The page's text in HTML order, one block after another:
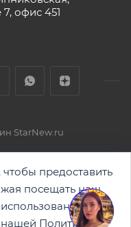
7, офис 451
StarNew.ru
предоставить
посещать наш
нашей Политике